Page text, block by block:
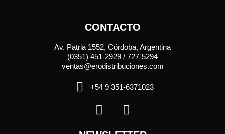
CONTACTO
Av. Patria 1552, Córdoba, Argentina
(0351) 451-2929 / 727-5294
ventas@erodistribuciones.com
+54 9 351-6371023